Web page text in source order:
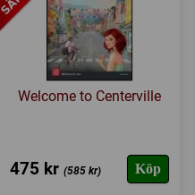
Welcome to Centerville
475 kr(585 kr) Köp